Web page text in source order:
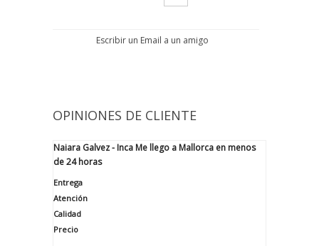
Escribir un Email a un amigo
OPINIONES DE CLIENTE
Naiara Galvez - Inca Me llego a Mallorca en menos
de 24 horas
Entrega
Atención
Calidad
Precio